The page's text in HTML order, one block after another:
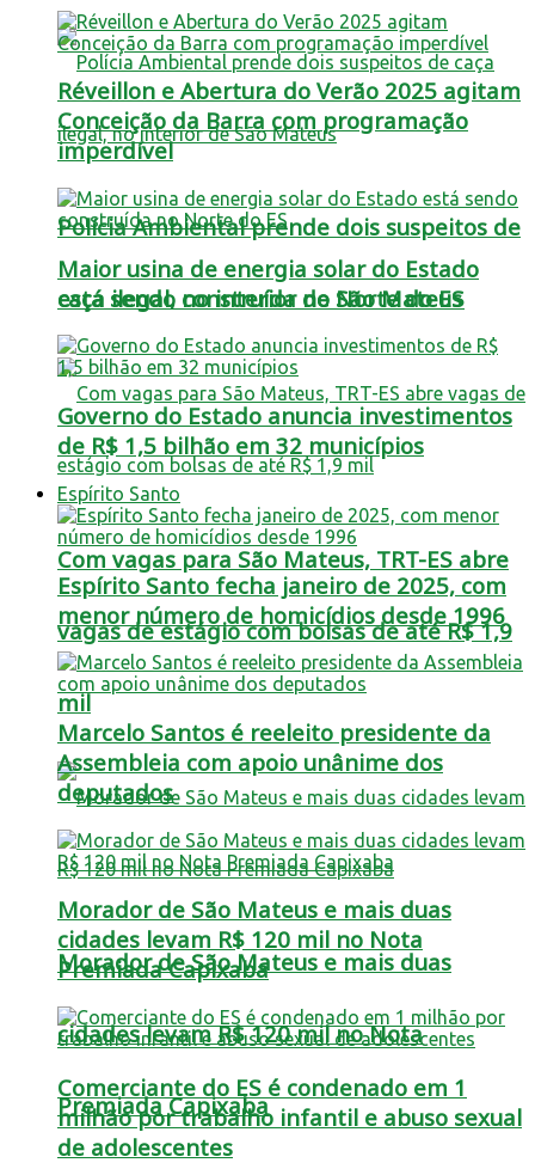
Polícia Ambiental prende dois suspeitos de
caça ilegal, no interior de São Mateus
Com vagas para São Mateus, TRT-ES abre
vagas de estágio com bolsas de até R$ 1,9
mil
Morador de São Mateus e mais duas
cidades levam R$ 120 mil no Nota
Premiada Capixaba
Réveillon e Abertura do Verão 2025 agitam
Conceição da Barra com programação
imperdível
Maior usina de energia solar do Estado
está sendo construída no Norte do ES
Governo do Estado anuncia investimentos
de R$ 1,5 bilhão em 32 municípios
Espírito Santo
Espírito Santo fecha janeiro de 2025, com
menor número de homicídios desde 1996
Marcelo Santos é reeleito presidente da
Assembleia com apoio unânime dos
deputados
Morador de São Mateus e mais duas
cidades levam R$ 120 mil no Nota
Premiada Capixaba
Comerciante do ES é condenado em 1
milhão por trabalho infantil e abuso sexual
de adolescentes